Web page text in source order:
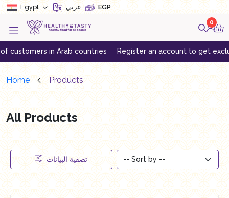
Egypt عربي EGP
0
countries Register an account to get exclusive offers
Home Products
All Products
تصفية البيانات